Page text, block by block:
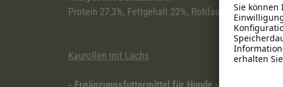
Protein 27,3%, Fettgehalt 22%, Rohfaser 1,7%,
Kaurollen mit Lachs
- Ergänzungsfuttermittel für Hunde -